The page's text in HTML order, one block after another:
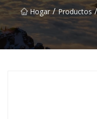
Hogar / Productos /